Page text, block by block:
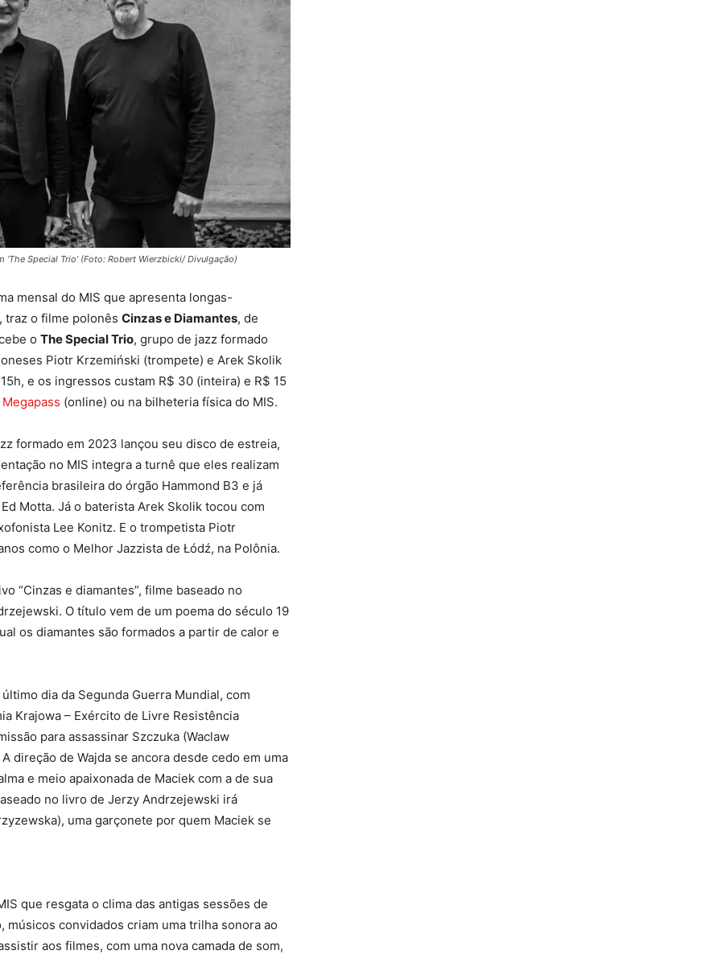
Special Trio’ (Foto: Robert Wierzbicki/ Divulgação)
mensal do MIS que apresenta longas-
traz o filme polonês Cinzas e Diamantes, de
o The Special Trio, grupo de jazz formado
Piotr Krzemiński (trompete) e Arek Skolik
e os ingressos custam R$ 30 (inteira) e R$ 15
Megapass (online) ou na bilheteria física do MIS.
formado em 2023 lançou seu disco de estreia,
no MIS integra a turnê que eles realizam
brasileira do órgão Hammond B3 e já
Motta. Já o baterista Arek Skolik tocou com
Lee Konitz. E o trompetista Piotr
como o Melhor Jazzista de Łódź, na Polônia.
“Cinzas e diamantes”, filme baseado no
O título vem de um poema do século 19
os diamantes são formados a partir de calor e
dia da Segunda Guerra Mundial, com
Krajowa – Exército de Livre Resistência
para assassinar Szczuka (Waclaw
direção de Wajda se ancora desde cedo em uma
e meio apaixonada de Maciek com a de sua
no livro de Jerzy Andrzejewski irá
uma garçonete por quem Maciek se
que resgata o clima das antigas sessões de
convidados criam uma trilha sonora ao
aos filmes, com uma nova camada de som,